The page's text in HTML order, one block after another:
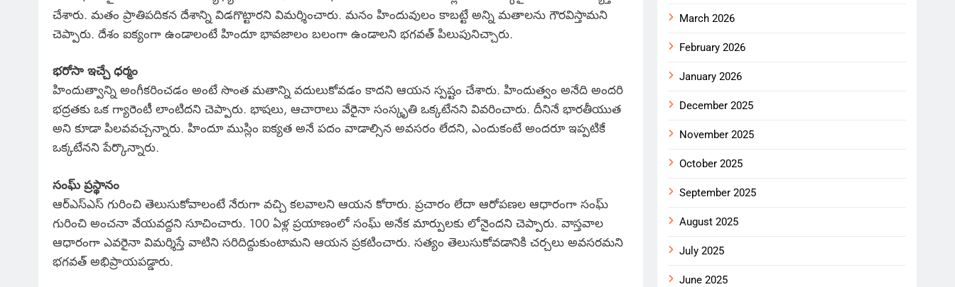
చేశారు. మతం ప్రాతిపదికన దేశాన్ని విడగొట్టారని విమర్శించారు. మనం హిందువులం కాబట్టే అన్ని మతాలను గౌరవిస్తామని
చెప్పారు. దేశం ఐక్యంగా ఉండాలంటే హిందూ భావజాలం బలంగా ఉండాలని భగవత్ పిలుపునిచ్చారు.
భరోసా ఇచ్చే ధర్మం
హిందుత్వాన్ని అంగీకరించడం అంటే సొంత మతాన్ని వదులుకోవడం కాదని ఆయన స్పష్టం చేశారు. హిందుత్వం అనేది అందరి
భద్రతకు ఒక గ్యారెంటీ లాంటిదని చెప్పారు. భాషలు, ఆచారాలు వేరైనా సంస్కృతి ఒక్కటేనని వివరించారు. దీనినే భారతీయుత
అని కూడా పిలవవచ్చన్నారు. హిందూ ముస్లిం ఐక్యత అనే పదం వాడాల్సిన అవసరం లేదని, ఎందుకంటే అందరూ ఇప్పటికే
ఒక్కటేనని పేర్కొన్నారు.
సంఘ్ ప్రస్థానం
ఆర్ఎస్ఎస్ గురించి తెలుసుకోవాలంటే నేరుగా వచ్చి కలవాలని ఆయన కోరారు. ప్రచారం లేదా ఆరోపణల ఆధారంగా సంఘ్
గురించి అంచనా వేయవద్దని సూచించారు. 100 ఏళ్ల ప్రయాణంలో సంఘ్ అనేక మార్పులకు లోనైందని చెప్పారు. వాస్తవాల
ఆధారంగా ఎవరైనా విమర్శిస్తే వాటిని సరిదిద్దుకుంటామని ఆయన ప్రకటించారు. సత్యం తెలుసుకోవడానికి చర్చలు అవసరమని
భగవత్ అభిప్రాయపడ్డారు.
March 2026
February 2026
January 2026
December 2025
November 2025
October 2025
September 2025
August 2025
July 2025
June 2025